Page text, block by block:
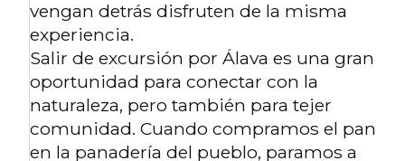
vengan detrás disfruten de la misma
experiencia.
Salir de excursión por Álava es una gran
oportunidad para conectar con la
naturaleza, pero también para tejer
comunidad. Cuando compramos el pan
en la panadería del pueblo, paramos a